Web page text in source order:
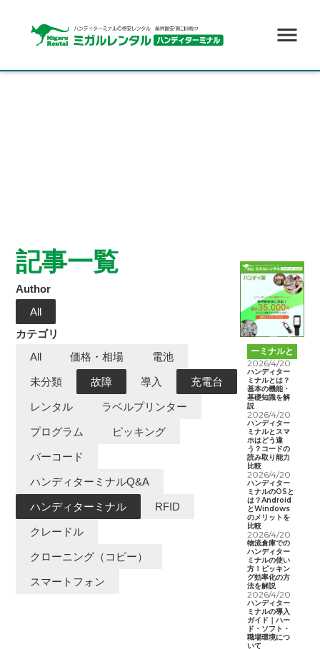
記事一覧
Author
All
カテゴリ
All
価格・相場 電池
未分類 故障 導入 充電台
レンタル ラベルプリンター
プログラム ピッキング
バーコード
ハンディターミナルQ&A
ハンディターミナル RFID
クレードル
クローニング（コピー）
スマートフォン
ハンディタ
ーミナルと
は
2026/4/20
ハンディター
ミナルとは？
基本の機能・
基礎知識を解
説
2026/4/20
ハンディター
ミナルとスマ
ホはどう違
う？コードの
読み取り能力
比較
2026/4/20
ハンディター
ミナルのOSと
は？Android
とWindows
のメリットを
比較
2026/4/20
物流倉庫での
ハンディター
ミナルの使い
方！ピッキン
グ効率化の方
法を解説
2026/4/20
ハンディター
ミナルの導入
ガイド｜ハー
ド・ソフト・
職場環境につ
いて
menu